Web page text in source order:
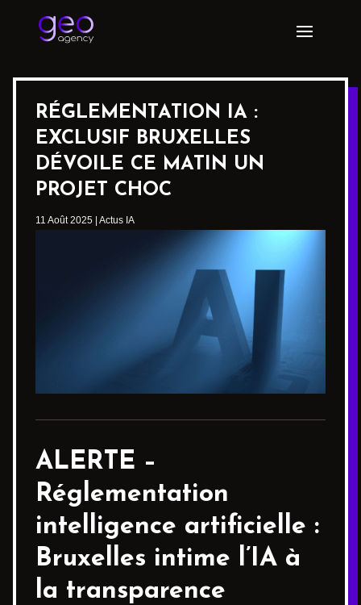
RÉGLEMENTATION IA :
EXCLUSIF BRUXELLES
DÉVOILE CE MATIN UN
PROJET CHOC
11 Août 2025 Actus IA
ALERTE –
Réglementation
intelligence artificielle :
Bruxelles intime l’IA à
la transparence